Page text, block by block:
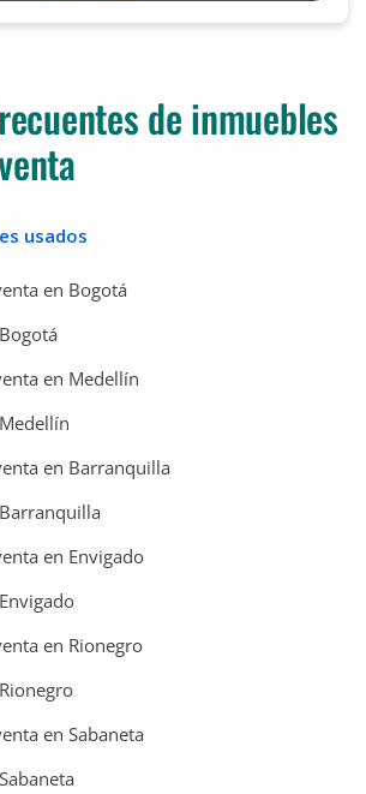
de inmuebles
usados
en Bogotá
en Medellín
en Barranquilla
en Envigado
en Rionegro
en Sabaneta